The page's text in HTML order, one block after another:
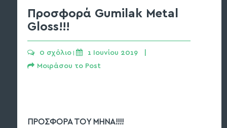
Προσφορά Gumilak Metal
Gloss!!!
0 σχόλιο |
1 Ιουνίου 2019   |
Μοιράσου το Post
ΠΡΟΣΦΟΡΑ ΤΟΥ ΜΗΝΑ!!!!